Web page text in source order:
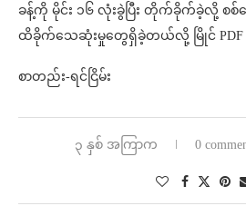
ခန့်ကို မိုင်း ၁၆ လုံးခွဲပြီး တိုက်ခိုက်ခဲ့လို့
ထိခိုက်သေဆုံးမှုတွေရှိခဲ့တယ်လို့ မြိုင် PDF
စာတည်း-ရင်ငြိမ်း
၃ နှစ် အကြာက 0